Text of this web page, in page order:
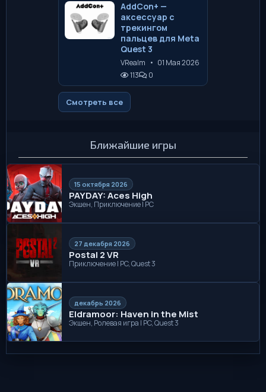
AddCon+ —
аксессуар с
трекингом
пальцев для Meta
Quest 3
VRealm • 01 Мая 2026
113
0
Смотреть все
Ближайшие игры
15 октября 2026
PAYDAY: Aces High
Экшен, Приключение | PC
27 декабря 2026
Postal 2 VR
Приключение | PC, Quest 3
декабрь 2026
Eldramoor: Haven in the Mist
Экшен, Ролевая игра | PC, Quest 3